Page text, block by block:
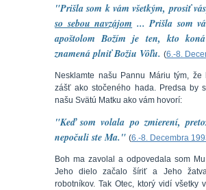
"Prišla som k vám všetkým, prosiť
so sebou navzájom ... Prišla som
apoštolom Božím je ten, kto
znamená plniť Božiu Vôľu. (6.-8.
Nesklamte našu Pannu Máriu tým,
zášť ako stočeného hada. Predsa by
našu Svätú Matku ako vám hovorí:
"Keď som volala po zmierení,
nepočuli ste Ma." (6.-8. Decembra
Boh ma zavolal a odpovedala som
Jeho dielo začalo šíriť a Jeho
robotníkov. Tak Otec, ktorý vidí